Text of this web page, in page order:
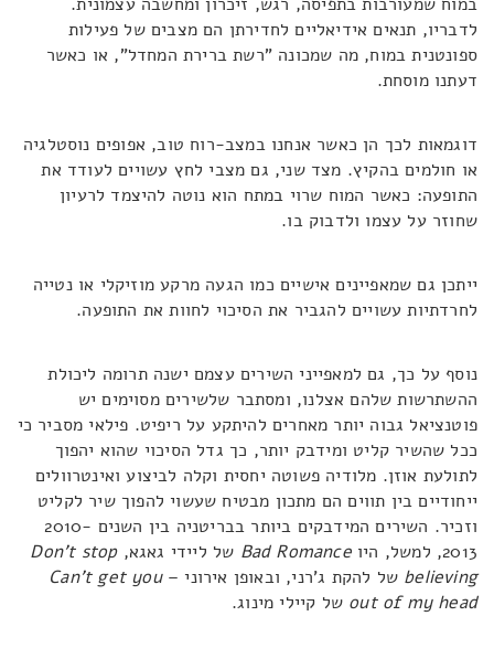
לדבריו, תנאים אידיאליים לחדירתן הם מצבים של פעילות
ספונטנית במוח, מה שמכונה "רשת ברירת המחדל", או כאשר
דעתנו מוסחת.
דוגמאות לכך הן כאשר אנחנו במצב-רוח טוב, אפופים נוסטלגיה
או חולמים בהקיץ. מצד שני, גם מצבי לחץ עשויים לעודד את
התופעה: כאשר המוח שרוי במתח הוא נוטה להיצמד לרעיון
שחוזר על עצמו ולדבוק בו.
ייתכן גם שמאפיינים אישיים כמו הגעה מרקע מוזיקלי או נטייה
לחרדתיות עשויים להגביר את הסיכוי לחוות את התופעה.
נוסף על כך, גם למאפייני השירים עצמם ישנה תרומה ליכולת
ההשתרשות שלהם אצלנו, ומסתבר שלשירים מסוימים יש
פוטנציאל גבוה יותר מאחרים להיתקע על ריפיט. פילאי מסביר כי
ככל שהשיר קליט ומידבק יותר, כך גדל הסיכוי שהוא יהפוך
לתולעת אוזן. מלודיה פשוטה יחסית וקלה לביצוע ואינטרוולים
ייחודיים בין תווים הם מתכון מבטיח שעשוי להפוך שיר לקליט
וזכיר. השירים המידבקים ביותר בבריטניה בין השנים 2010-
2013, למשל, היו
Bad Romance של ליידי גאגא,Don't stop
believing של להקת ג'רני, ובאופן אירוני –Can't get you
out of my head של קיילי מינוג.